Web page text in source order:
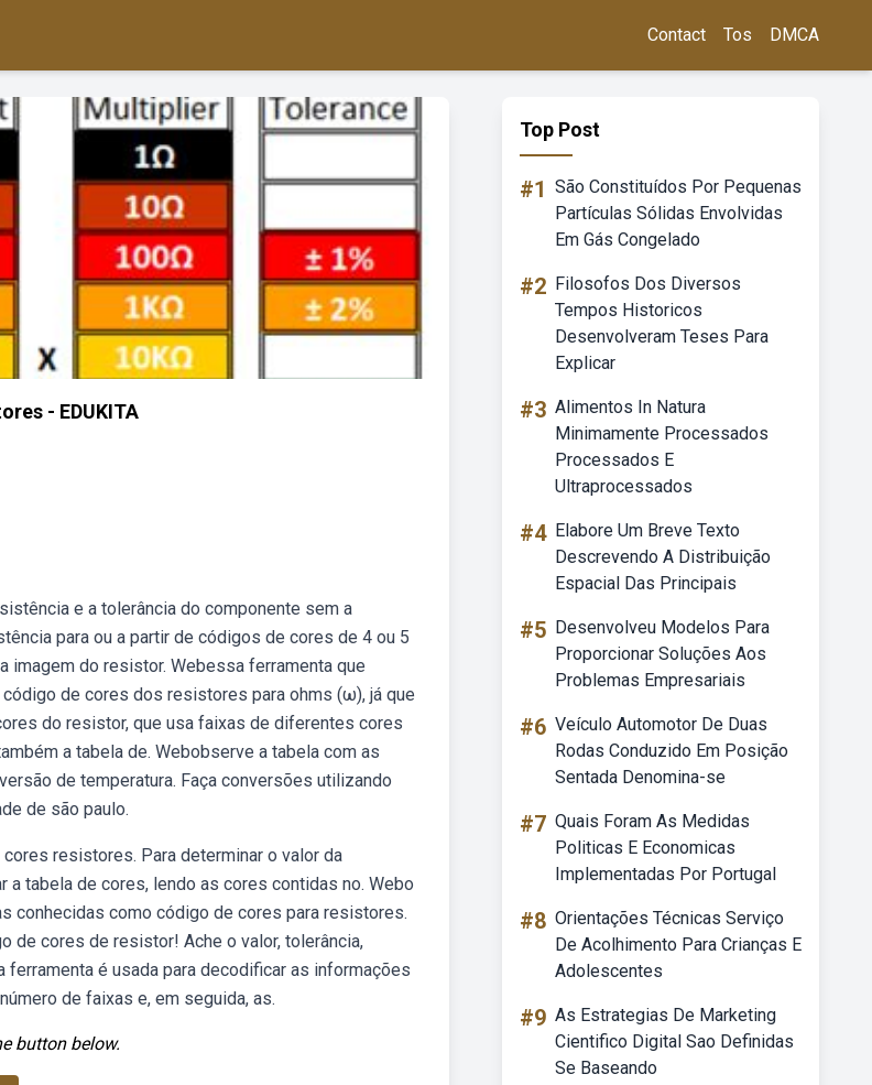
Contact Tos DMCA
- EDUKITA
e a tolerância do componente sem a
para ou a partir de códigos de cores de 4 ou 5
imagem do resistor. Webessa ferramenta que
de cores dos resistores para ohms (ω), já que
do resistor, que usa faixas de diferentes cores
a tabela de. Webobserve a tabela com as
de temperatura. Faça conversões utilizando
de são paulo.
resistores. Para determinar o valor da
tabela de cores, lendo as cores contidas no. Webo
conhecidas como código de cores para resistores.
de cores de resistor! Ache o valor, tolerância,
é usada para decodificar as informações
de faixas e, em seguida, as.
button below.
Top Post
#1 São Constituídos Por Pequenas
Partículas Sólidas Envolvidas
Em Gás Congelado
#2 Filosofos Dos Diversos
Tempos Historicos
Desenvolveram Teses Para
Explicar
#3 Alimentos In Natura
Minimamente Processados
Processados E
Ultraprocessados
#4 Elabore Um Breve Texto
Descrevendo A Distribuição
Espacial Das Principais
#5 Desenvolveu Modelos Para
Proporcionar Soluções Aos
Problemas Empresariais
#6 Veículo Automotor De Duas
Rodas Conduzido Em Posição
Sentada Denomina-se
#7 Quais Foram As Medidas
Politicas E Economicas
Implementadas Por Portugal
#8 Orientações Técnicas Serviço
De Acolhimento Para Crianças E
Adolescentes
#9 As Estrategias De Marketing
Cientifico Digital Sao Definidas
Se Baseando